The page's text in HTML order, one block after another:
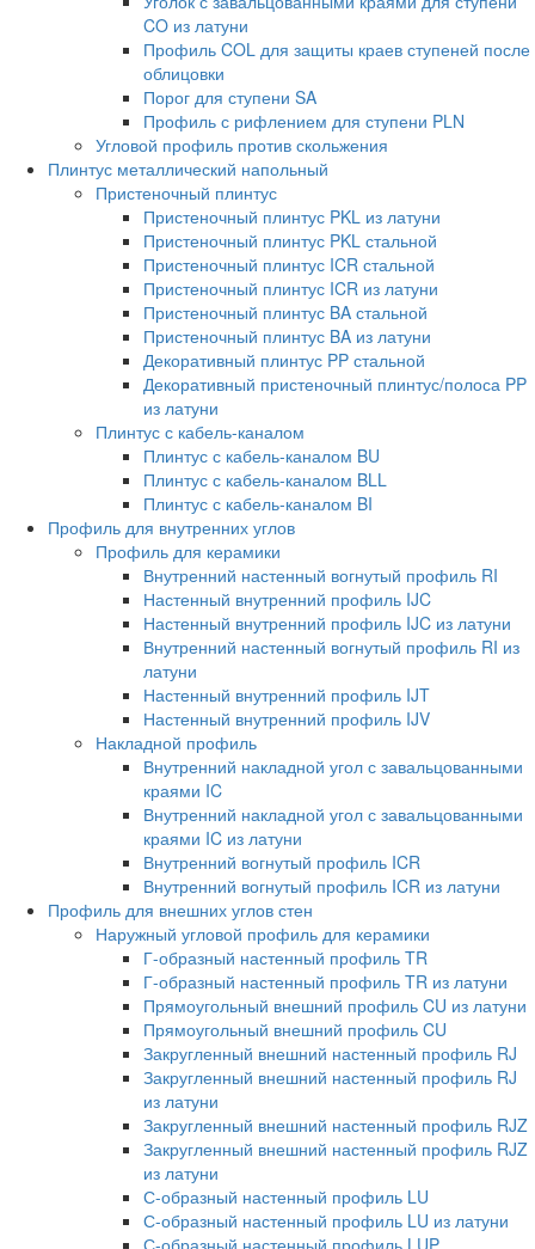
CO из латуни
Профиль COL для защиты краев ступеней после
облицовки
Порог для ступени SA
Профиль с рифлением для ступени PLN
Угловой профиль против скольжения
Плинтус металлический напольный
Пристеночный плинтус
Пристеночный плинтус PKL из латуни
Пристеночный плинтус PKL стальной
Пристеночный плинтус ICR стальной
Пристеночный плинтус ICR из латуни
Пристеночный плинтус BA стальной
Пристеночный плинтус BA из латуни
Декоративный плинтус PP стальной
Декоративный пристеночный плинтус/полоса PP
из латуни
Плинтус с кабель-каналом
Плинтус с кабель-каналом BU
Плинтус с кабель-каналом BLL
Плинтус с кабель-каналом BI
Профиль для внутренних углов
Профиль для керамики
Внутренний настенный вогнутый профиль RI
Настенный внутренний профиль IJC
Настенный внутренний профиль IJC из латуни
Внутренний настенный вогнутый профиль RI из
латуни
Настенный внутренний профиль IJT
Настенный внутренний профиль IJV
Накладной профиль
Внутренний накладной угол с завальцованными
краями IC
Внутренний накладной угол с завальцованными
краями IC из латуни
Внутренний вогнутый профиль ICR
Внутренний вогнутый профиль ICR из латуни
Профиль для внешних углов стен
Наружный угловой профиль для керамики
Г-образный настенный профиль TR
Г-образный настенный профиль TR из латуни
Прямоугольный внешний профиль CU из латуни
Прямоугольный внешний профиль CU
Закругленный внешний настенный профиль RJ
Закругленный внешний настенный профиль RJ
из латуни
Закругленный внешний настенный профиль RJZ
Закругленный внешний настенный профиль RJZ
из латуни
С-образный настенный профиль LU
С-образный настенный профиль LU из латуни
С-образный настенный профиль LUP